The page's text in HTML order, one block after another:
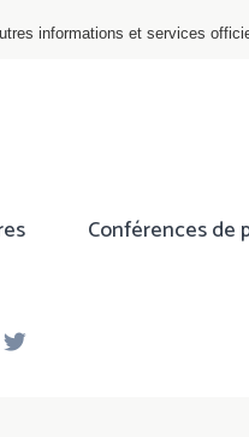
informations et services
Conférences de
Facebook